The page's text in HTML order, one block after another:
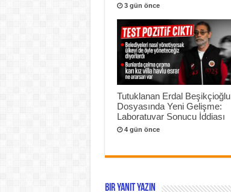
3 gün önce
Tutuklanan Erdal Beşikçioğlu
Dosyasında Yeni Gelişme:
Laboratuvar Sonucu İddiası
4 gün önce
Bir yanıt yazın